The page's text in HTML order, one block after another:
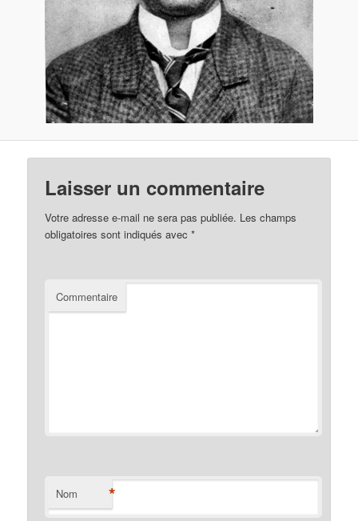
Laisser un commentaire
Votre adresse e-mail ne sera pas publiée. Les champs
obligatoires sont indiqués avec*
Commentaire
Nom *